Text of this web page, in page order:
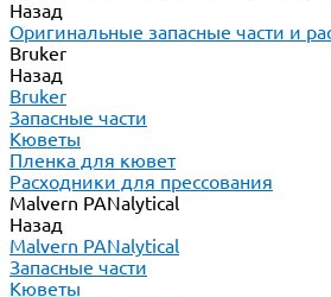
Назад
Оригинальные запасные части и
Bruker
Назад
Bruker
Запасные части
Кюветы
Пленка для кювет
Расходники для прессования
Malvern PANalytical
Назад
Malvern PANalytical
Запасные части
Кюветы